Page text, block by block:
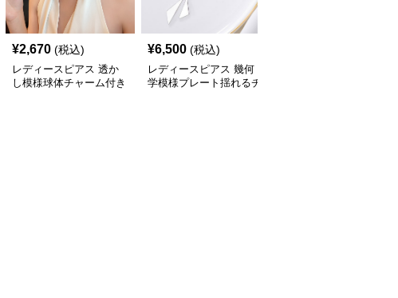
¥2,670 (税込)
レディースピアス 透か
し模様球体チャーム付き
¥6,500 (税込)
レディースピアス 幾何
学模様プレート揺れるチ